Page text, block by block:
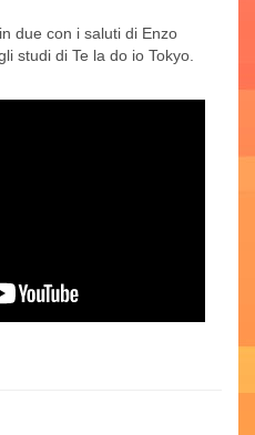
due con i saluti di Enzo
studi di Te la do io Tokyo.